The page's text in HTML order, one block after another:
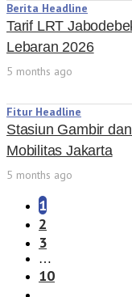
Berita Headline
Tarif LRT
Lebaran 2026
5 months ago
Fitur Headline
Stasiun Gambir
Mobilitas Jakarta
5 months ago
1
2
3
…
10